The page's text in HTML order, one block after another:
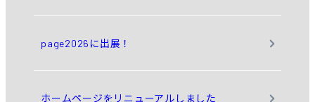
page2026に出展！
ホームページをリニューアルしました